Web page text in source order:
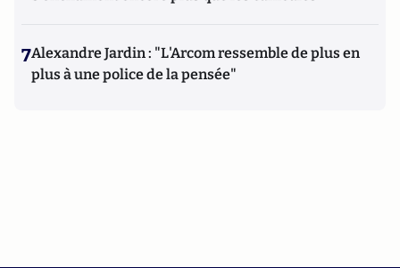
7Alexandre Jardin : "L'Arcom ressemble de plus en
plus à une police de la pensée"